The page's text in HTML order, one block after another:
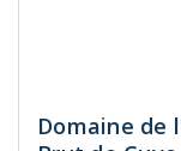
Domaine de